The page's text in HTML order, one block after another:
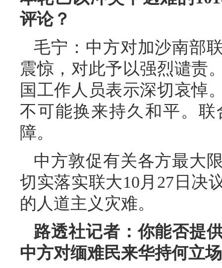
评论？
毛宁：中方对加沙南部
震惊，对此予以强烈谴责
国工作人员表示深切哀悼
不可能换来持久和平。
障。
中方敦促有关各方最大
切实落实联大10月27日决
的人道主义灾难。
路透社记者：你能否提
中方对缅难民来华持何立